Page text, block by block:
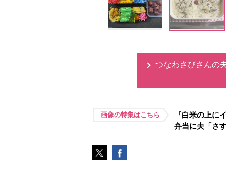
つなわさびさんの
画像の特集はこちら
『白米の上に
弁当に夫「さ